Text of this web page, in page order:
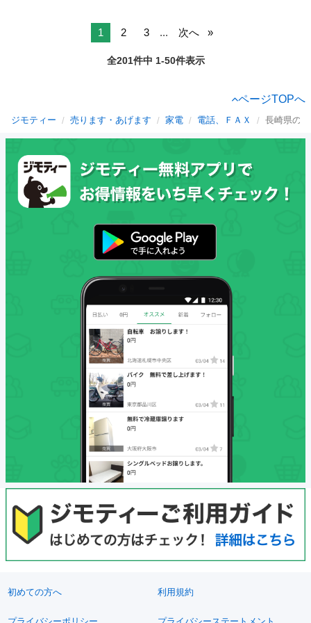
1 2 3 ... 次へ
全201件中 1-50件表示
ページTOPへ
ジモティー 売ります・あげます 家電 電話、ＦＡＸ 長崎県の
初めての方へ 利用規約